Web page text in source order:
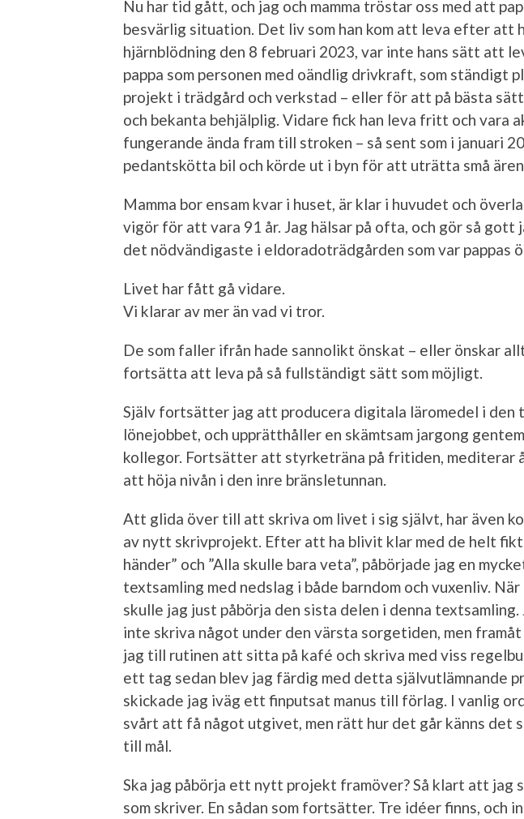
Nu har tid gått, och jag och mamma tröstar oss med att
besvärlig situation. Det liv som han kom att leva efter att
hjärnblödning den 8 februari 2023, var inte hans sätt att
pappa som personen med oändlig drivkraft, som ständigt
projekt i trädgård och verkstad – eller för att på bästa
och bekanta behjälplig. Vidare fick han leva fritt och vara
fungerande ända fram till stroken – så sent som i januari
pedantskötta bil och körde ut i byn för att uträtta små
Mamma bor ensam kvar i huset, är klar i huvudet och
vigör för att vara 91 år. Jag hälsar på ofta, och gör så gott
det nödvändigaste i eldorado­trädgården som var pappas
Livet har fått gå vidare.
Vi klarar av mer än vad vi tror.
De som faller ifrån hade sannolikt önskat – eller önskar
fortsätta att leva på så fullständigt sätt som möjligt.
Själv fortsätter jag att producera digitala läromedel i den
lönejobbet, och upprätthåller en skämtsam jargong
kollegor. Fortsätter att styrketräna på fritiden, mediterar
att höja nivån i den inre bränsletunnan.
Att glida över till att skriva om livet i sig självt, har även
av nytt skrivprojekt. Efter att ha blivit klar med de helt
händer” och ”Alla skulle bara veta”, påbörjade jag en
textsamling med nedslag i både barndom och vuxenliv. När
skulle jag just påbörja den sista delen i denna
inte skriva något under den värsta sorgetiden, men
jag till rutinen att sitta på kafé och skriva med viss
ett tag sedan blev jag färdig med detta själv­utlämnande
skickade jag iväg ett finputsat manus till förlag. I vanlig
svårt att få något utgivet, men rätt hur det går känns det
till mål.
Ska jag påbörja ett nytt projekt framöver? Så klart att jag
som skriver. En sådan som fortsätter. Tre idéer finns, och